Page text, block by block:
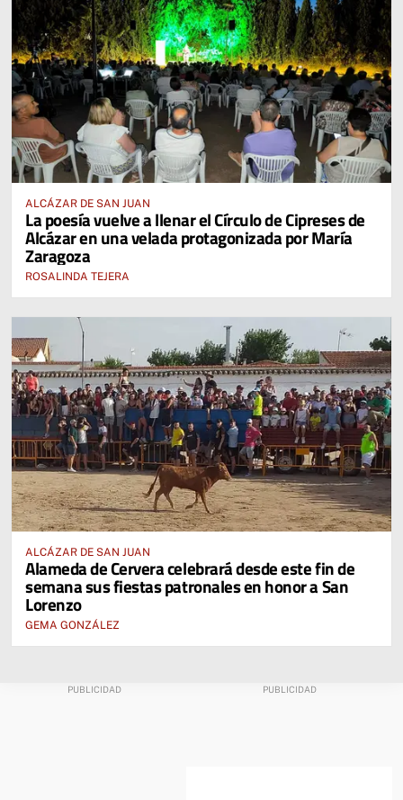
ALCÁZAR DE SAN JUAN
La poesía vuelve a llenar el Círculo de Cipreses de
Alcázar en una velada protagonizada por María
Zaragoza
ROSALINDA TEJERA
ALCÁZAR DE SAN JUAN
Alameda de Cervera celebrará desde este fin de
semana sus fiestas patronales en honor a San
Lorenzo
GEMA GONZÁLEZ